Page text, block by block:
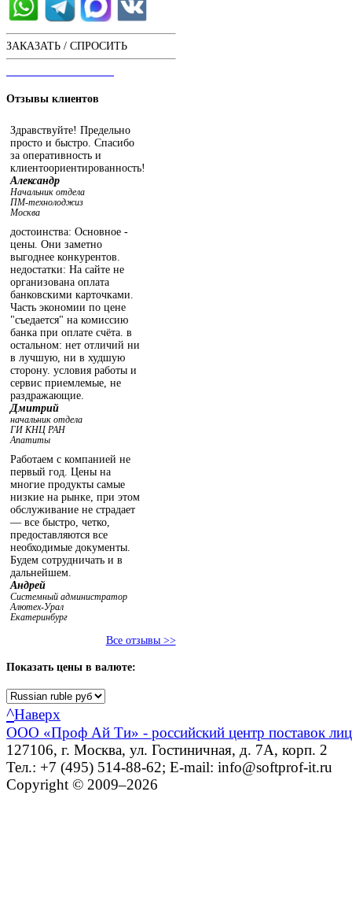
ЗАКАЗАТЬ / СПРОСИТЬ
Отзывы клиентов
Здравствуйте! Предельно
просто и быстро. Спасибо
за оперативность и
клиентоориентированность!
Александр
Начальник отдела
ПМ-технолоджиз
Москва
достоинства: Основное -
цены. Они заметно
выгоднее конкурентов.
недостатки: На сайте не
организована оплата
банковскими карточками.
Часть экономии по цене
"съедается" на комиссию
банка при оплате счёта. в
остальном: нет отличий ни
в лучшую, ни в худшую
сторону. условия работы и
сервис приемлемые, не
раздражающие.
Дмитрий
начальник отдела
ГИ КНЦ РАН
Апатиты
Работаем с компанией не
первый год. Цены на
многие продукты самые
низкие на рынке, при этом
обслуживание не страдает
— все быстро, четко,
предоставляются все
необходимые документы.
Будем сотрудничать и в
дальнейшем.
Андрей
Системный администратор
Алютех-Урал
Екатеринбург
Все отзывы >>
Показать цены в валюте:
^Наверх
ООО «Проф Ай Ти» - российский центр поставок
127106, г. Москва, ул. Гостиничная, д. 7А, корп. 2
Тел.: +7 (495) 514-88-62; E-mail: info@softprof-it.ru
Copyright © 2009–2026